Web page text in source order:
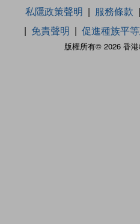
版權所有© 2026 香
私隱政策聲明 服務條款
免責聲明
促進種族平